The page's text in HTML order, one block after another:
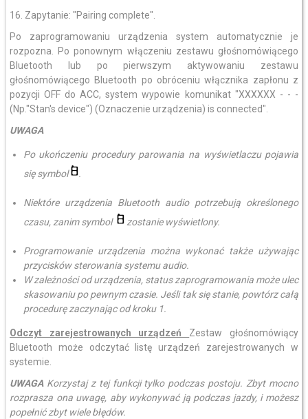
16. Zapytanie: "Pairing complete".
Po zaprogramowaniu urządzenia system automatycznie je
rozpozna. Po ponownym włączeniu zestawu głośnomówiącego
Bluetooth lub po pierwszym aktywowaniu zestawu
głośnomówiącego Bluetooth po obróceniu włącznika zapłonu z
pozycji OFF do ACC, system wypowie komunikat "XXXXXX - - -
(Np."Stan's device") (Oznaczenie urządzenia) is connected".
UWAGA
Po ukończeniu procedury parowania na wyświetlaczu pojawia
się symbol
.
Niektóre urządzenia Bluetooth audio potrzebują określonego
czasu, zanim symbol
zostanie wyświetlony.
Programowanie urządzenia można wykonać także używając
przycisków sterowania systemu audio.
W zależności od urządzenia, status zaprogramowania może ulec
skasowaniu po pewnym czasie. Jeśli tak się stanie, powtórz całą
procedurę zaczynając od kroku 1.
Odczyt zarejestrowanych urządzeń Zestaw głośnomówiący
Bluetooth może odczytać listę urządzeń zarejestrowanych w
systemie.
UWAGA Korzystaj z tej funkcji tylko podczas postoju. Zbyt mocno
rozprasza ona uwagę, aby wykonywać ją podczas jazdy, i możesz
popełnić zbyt wiele błędów.